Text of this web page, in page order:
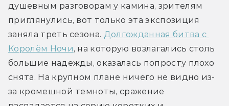
душевным разговорам у камина, зрителям
приглянулись, вот только эта экспозиция
заняла треть сезона. Долгожданная битва с
Королём Ночи, на которую возлагались столь
большие надежды, оказалась попросту плохо
снята. На крупном плане ничего не видно из-
за кромешной темноты, сражение